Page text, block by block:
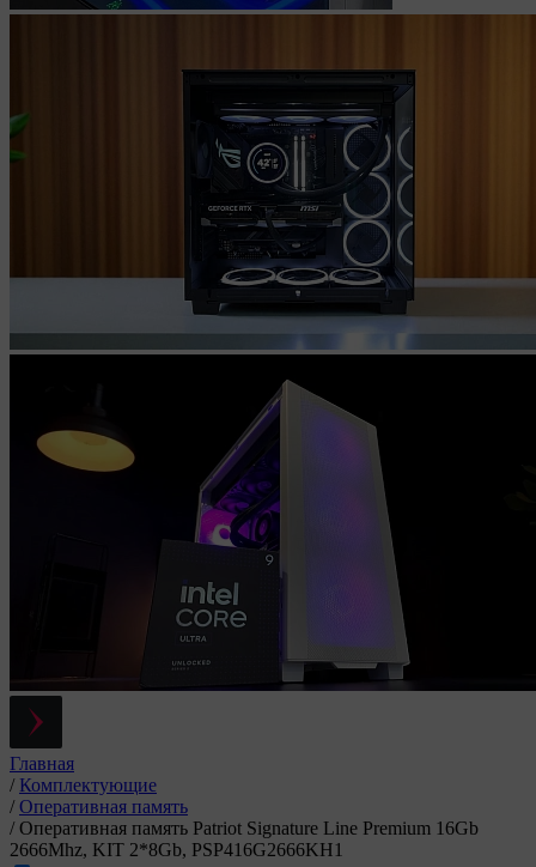
Главная
/ Комплектующие
/ Оперативная память
/ Оперативная память Patriot Signature Line Premium 16Gb
2666Mhz, KIT 2*8Gb, PSP416G2666KH1